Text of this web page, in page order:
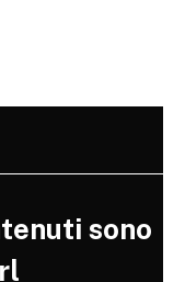
sono